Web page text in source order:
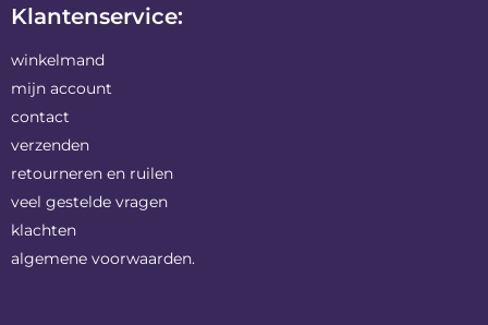
Klantenservice:
winkelmand
mijn account
contact
verzenden
retourneren en ruilen
veel gestelde vragen
klachten
algemene voorwaarden.